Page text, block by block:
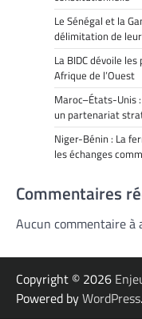
Le Sénégal et la
délimitation de
La BIDC dévoile
Afrique de l’Ouest
Maroc–États-Unis
un partenariat
Niger-Bénin : La
les échanges
Commentaires
Aucun commentaire à
Copyright © 2026
Powered byWordPress.